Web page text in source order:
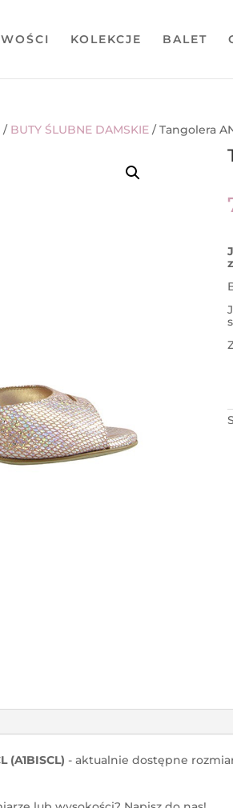
KOLEKCJE BALET
/ BUTY ŚLUBNE DAMSKIE / Tangolera
(A1BISCL) - aktualnie dostępne